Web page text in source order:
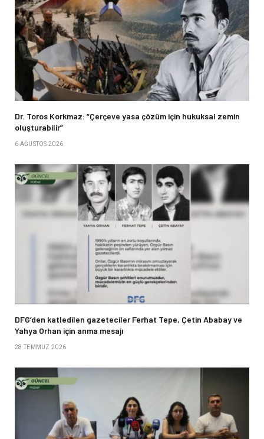
Dr. Toros Korkmaz: “Çerçeve yasa çözüm için hukuksal zemin
oluşturabilir”
6 AĞUSTOS 2026
DFG’den katledilen gazeteciler Ferhat Tepe, Çetin Ababay ve
Yahya Orhan için anma mesajı
28 TEMMUZ 2026